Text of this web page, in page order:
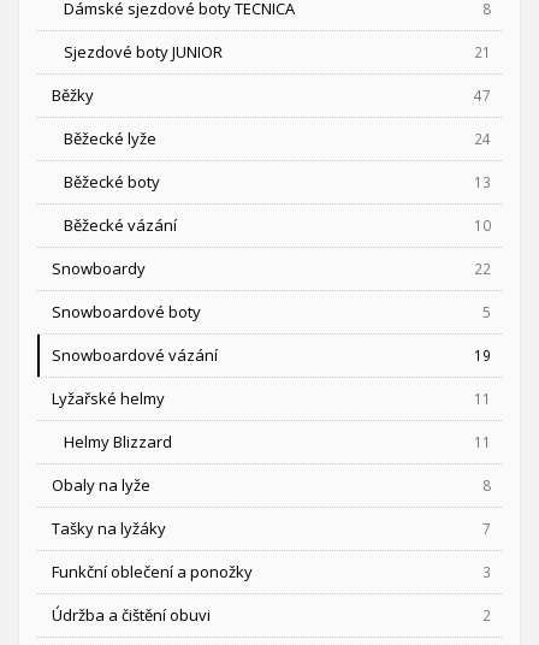
Dámské sjezdové boty TECNICA 8
Sjezdové boty JUNIOR 21
Běžky 47
Běžecké lyže 24
Běžecké boty 13
Běžecké vázání 10
Snowboardy 22
Snowboardové boty 5
Snowboardové vázání 19
Lyžařské helmy 11
Helmy Blizzard 11
Obaly na lyže 8
Tašky na lyžáky 7
Funkční oblečení a ponožky 3
Údržba a čištění obuvi 2